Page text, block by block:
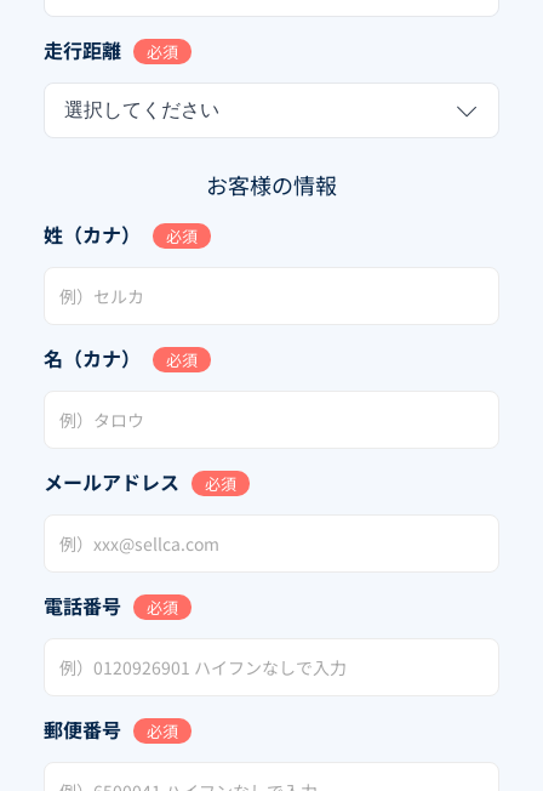
走行距離 必須
選択してください
お客様の情報
姓（カナ） 必須
名（カナ） 必須
メールアドレス 必須
電話番号 必須
郵便番号 必須